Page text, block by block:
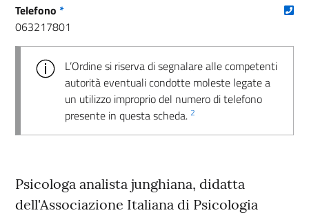
Telefono *
063217801
L’Ordine si riserva di segnalare alle competenti
autorità eventuali condotte moleste legate a
un utilizzo improprio del numero di telefono
presente in questa scheda. 2
Psicologa analista junghiana, didatta
dell'Associazione Italiana di Psicologia